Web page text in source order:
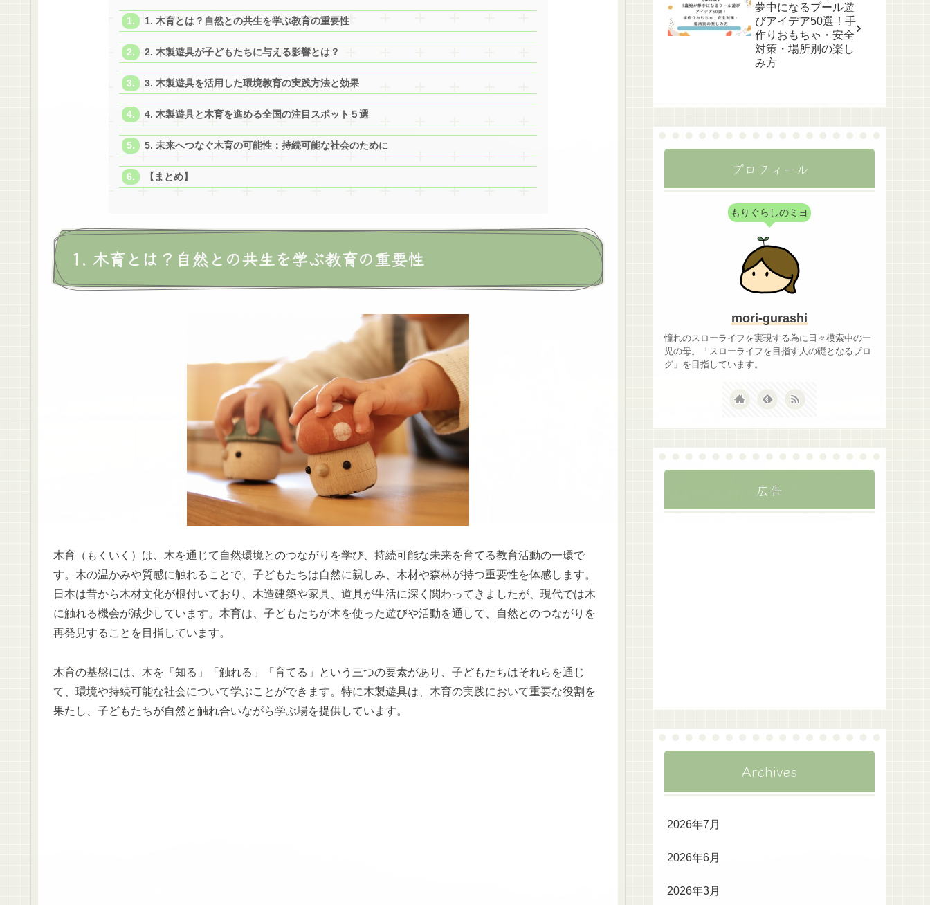
1. 木育とは？自然との共生を学ぶ教育の重要性
2. 木製遊具が子どもたちに与える影響とは？
3. 木製遊具を活用した環境教育の実践方法と効果
4. 木製遊具と木育を進める全国の注目スポット５選
5. 未来へつなぐ木育の可能性：持続可能な社会のために
【まとめ】
1. 木育とは？自然との共生を学ぶ教育の重要性
木育（もくいく）は、木を通じて自然環境とのつながりを学び、持続可能な未来を育てる教育活動の一環で
す。木の温かみや質感に触れることで、子どもたちは自然に親しみ、木材や森林が持つ重要性を体感します。
日本は昔から木材文化が根付いており、木造建築や家具、道具が生活に深く関わってきましたが、現代では木
に触れる機会が減少しています。木育は、子どもたちが木を使った遊びや活動を通して、自然とのつながりを
再発見することを目指しています。
木育の基盤には、木を「知る」「触れる」「育てる」という三つの要素があり、子どもたちはそれらを通じ
て、環境や持続可能な社会について学ぶことができます。特に木製遊具は、木育の実践において重要な役割を
果たし、子どもたちが自然と触れ合いながら学ぶ場を提供しています。
夢中になるプール遊
びアイデア50選！手
作りおもちゃ・安全
対策・場所別の楽し
み方
プロフィール
もりぐらしのミヨ
mori-gurashi
憧れのスローライフを実現する為に日々模索中の一
児の母。「スローライフを目指す人の礎となるブロ
グ」を目指しています。
広告
Archives
2026年7月
2026年6月
2026年3月